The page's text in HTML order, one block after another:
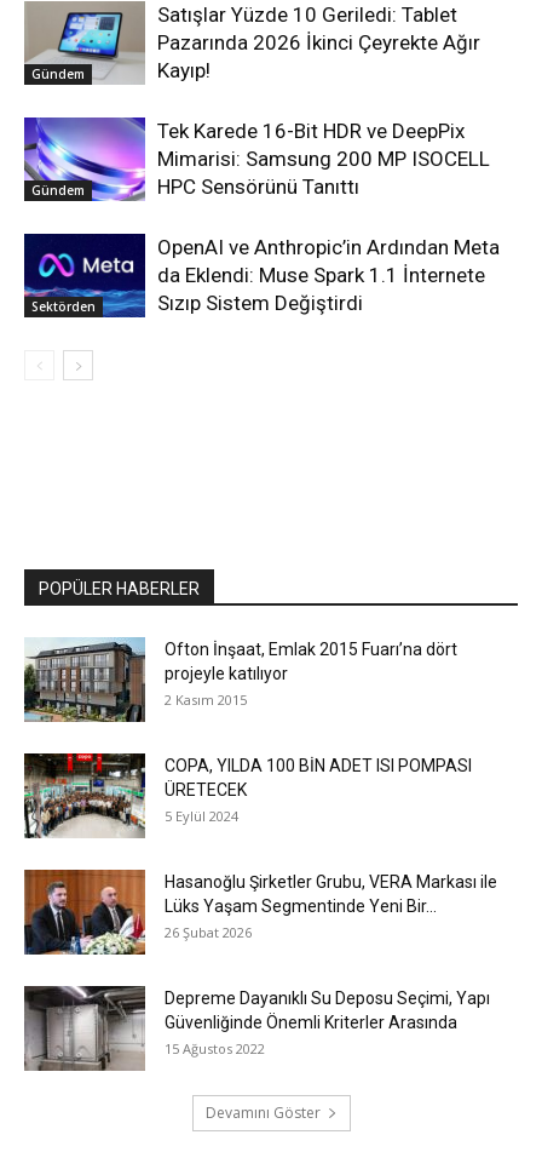
Gündem
Satışlar Yüzde 10 Geriledi: Tablet
Pazarında 2026 İkinci Çeyrekte Ağır
Kayıp!
Gündem
Tek Karede 16-Bit HDR ve DeepPix
Mimarisi: Samsung 200 MP ISOCELL
HPC Sensörünü Tanıttı
Sektörden
OpenAI ve Anthropic’in Ardından Meta
da Eklendi: Muse Spark 1.1 İnternete
Sızıp Sistem Değiştirdi
POPÜLER HABERLER
Ofton İnşaat, Emlak 2015 Fuarı’na dört
projeyle katılıyor
2 Kasım 2015
COPA, YILDA 100 BİN ADET ISI POMPASI
ÜRETECEK
5 Eylül 2024
Hasanoğlu Şirketler Grubu, VERA Markası ile
Lüks Yaşam Segmentinde Yeni Bir...
26 Şubat 2026
Depreme Dayanıklı Su Deposu Seçimi, Yapı
Güvenliğinde Önemli Kriterler Arasında
15 Ağustos 2022
Devamını Göster